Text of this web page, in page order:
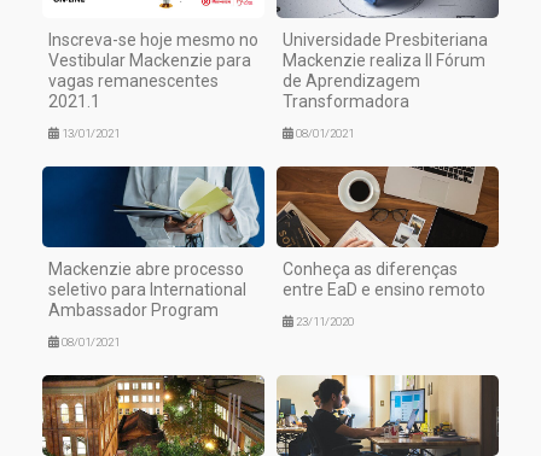
Inscreva-se hoje mesmo no
Vestibular Mackenzie para
vagas remanescentes
2021.1
13/01/2021
Universidade Presbiteriana
Mackenzie realiza II Fórum
de Aprendizagem
Transformadora
08/01/2021
Mackenzie abre processo
seletivo para International
Ambassador Program
08/01/2021
Conheça as diferenças
entre EaD e ensino remoto
23/11/2020